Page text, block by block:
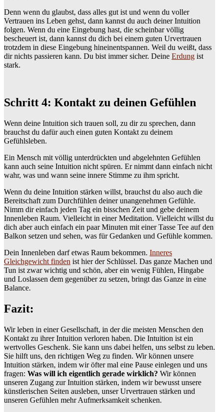
Denn wenn du glaubst, dass alles gut ist und wenn du voller
Vertrauen ins Leben gehst, dann kannst du auch deiner Intuition
folgen. Wenn du eine Eingebung hast, die scheinbar völlig
bescheuert ist, dann kannst du dich bei einem guten Urvertrauen
trotzdem in diese Eingebung hineinentspannen. Weil du weißt, dass
dir nichts passieren kann. Du bist immer sicher. Deine Erdung ist
stark.
Schritt 4: Kontakt zu deinen Gefühlen
Wenn deine Intuition sich trauen soll, zu dir zu sprechen, dann
brauchst du dafür auch einen guten Kontakt zu deinem
Gefühlsleben.
Ein Mensch mit völlig unterdrückten und abgelehnten Gefühlen
kann auch seine Intuition nicht spüren. Er nimmt dann einfach nicht
wahr, was und wann seine innere Stimme zu ihm spricht.
Wenn du deine Intuition stärken willst, brauchst du also auch die
Bereitschaft zum Durchfühlen deiner unangenehmen Gefühle.
Nimm dir einfach jeden Tag ein bisschen Zeit und gebe deinem
Innenleben Raum. Vielleicht in einer Meditation. Vielleicht willst du
dich aber auch einfach ein paar Minuten mit einer Tasse Tee auf den
Balkon setzen und sehen, was für Gedanken und Gefühle kommen.
Dein Innenleben darf etwas Raum bekommen. Inneres
Gleichgewicht finden ist hier der Schlüssel. Das ganze Machen und
Tun ist zwar wichtig und schön, aber ein wenig Fühlen, Hingabe
und Loslassen dem gegenüber zu setzen, bringt das Ganze in eine
Balance.
Fazit:
Wir leben in einer Gesellschaft, in der die meisten Menschen den
Kontakt zu ihrer Intuition verloren haben. Die Intuition ist ein
wertvolles Geschenk. Sie kann uns dabei helfen, uns selbst zu leben.
Sie hilft uns, den richtigen Weg zu finden. Wir können unsere
Intuition stärken, indem wir öfter mal eine Pause einlegen und uns
fragen: Was will ich eigentlich gerade wirklich? Wir können
unseren Zugang zur Intuition stärken, indem wir bewusst unsere
künstlerischen Seiten ausleben, unser Urvertrauen stärken und
unseren Gefühlen mehr Aufmerksamkeit schenken.